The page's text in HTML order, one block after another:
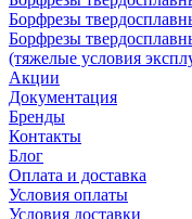
Борфрезы
Борфрезы
(тяжелые условия
Акции
Документация
Бренды
Контакты
Блог
Оплата и доставка
Условия оплаты
Условия доставки